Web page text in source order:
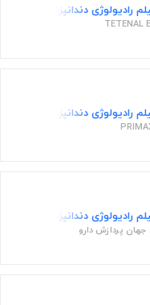
رادیولوژی دندانپزشکی قرص
رادیولوژی دندانپزشکی داروی
رادیولوژی دندانپزشکی
پردازش دارو